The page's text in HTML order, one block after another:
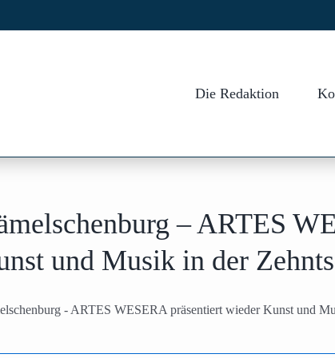
Die Redaktion
– ARTES
und Musik in der
- ARTES WESERA präsentiert wieder Kunst und